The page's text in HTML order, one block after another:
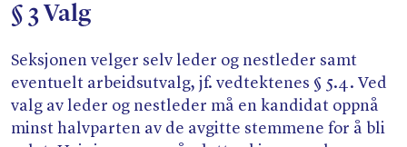
§ 3 Valg
Seksjonen velger selv leder og nestleder samt
eventuelt arbeidsutvalg, jf. vedtektenes § 5.4. Ved
valg av leder og nestleder må en kandidat oppnå
minst halvparten av de avgitte stemmene for å bli